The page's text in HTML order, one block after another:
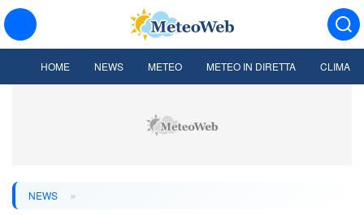
HOME NEWS METEO METEO IN DIRETTA CLIMA
NEWS »